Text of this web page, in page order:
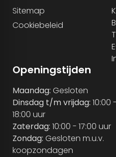
Sitemap
Cookiebeleid
Openingstijden
Maandag: Gesloten
Dinsdag t/m vrijdag: 10:00 -
18:00 uur
Zaterdag: 10:00 - 17:00 uur
Zondag: Gesloten m.u.v.
koopzondagen